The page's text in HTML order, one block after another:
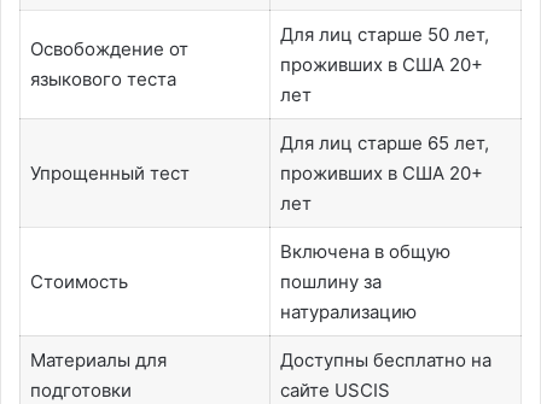
Освобождение от
языкового теста
Для лиц старше 50 лет,
проживших в США 20+
лет
Упрощенный тест
Для лиц старше 65 лет,
проживших в США 20+
лет
Стоимость
Включена в общую
пошлину за
натурализацию
Материалы для
подготовки
Доступны бесплатно на
сайте USCIS